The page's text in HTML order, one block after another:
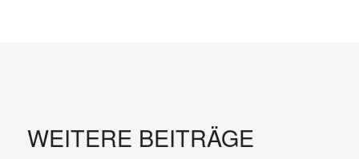
WEITERE BEITRÄGE